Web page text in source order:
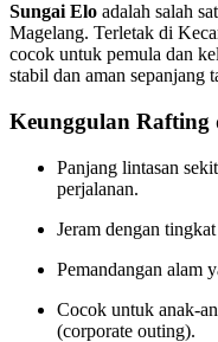
Sungai Elo adalah salah
Magelang. Terletak di
cocok untuk pemula dan
stabil dan aman sepanjang
Keunggulan Rafting
Panjang lintasan
perjalanan.
Jeram dengan
Pemandangan alam
Cocok untuk anak-
(corporate outing).